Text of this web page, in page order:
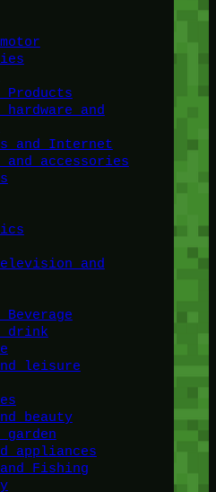
Products
hardware and
and Internet
and accessories
and
Beverage
drink
leisure
beauty
garden
appliances
Fishing